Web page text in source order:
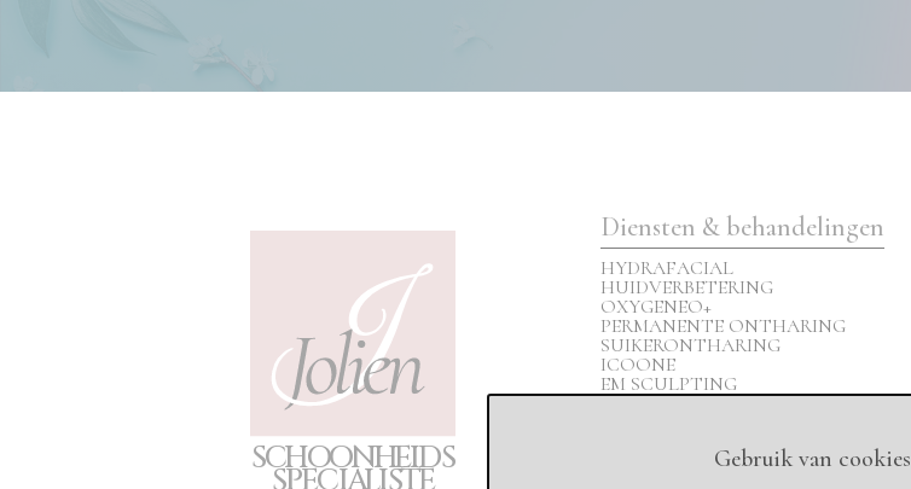
SCHOONHEIDS
SPECIALISTE
Diensten & behandelingen
HYDRAFACIAL
HUIDVERBETERING
OXYGENEO+
PERMANENTE ONTHARING
SUIKERONTHARING
ICOONE
EM SCULPTING
CRYOLIPOLYSE (VET BEVRIEZEN)
DRUKPULSMASSAGEPAK
UNIVERSAL CONTOUR WRAP
Gebruik van cookies